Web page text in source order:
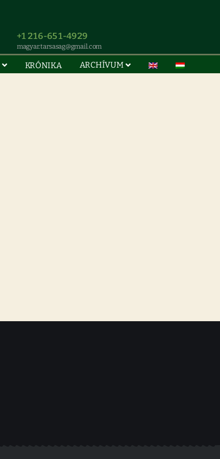
+1 216-651-4929
magyar.tarsasag@gmail.com
KRÓNIKA ARCHÍVUM